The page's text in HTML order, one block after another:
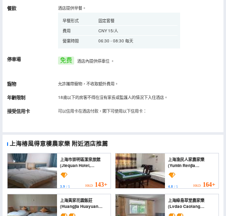
餐飲 酒店提供早餐。
早餐形式
固定套餐
費用
CNY 15/人
營業時間
06:30 - 08:30 每天
停車場 免费 酒店內提供停車位 。
寵物 允許攜帶寵物，不收取額外費用。
年齡限制 18歲以下的房客不得在沒有家長或監護人的情況下入住酒店。
接受信用卡 可以信用卡在酒店付款，閣下可使用以下信用卡：
上海椿風得意樓農家樂 附近酒店推薦
上海市崇明區潔泉旅館
(Jiequan Hotel,
Chongming District,
Shanghai)
3.9 / 5 HKD 143+
上海漁民人家農家樂
(Yumin Renjia
Farmhouse)
4.8/ 5 HKD 164+
上海黃家花園飯莊
(Huangjia Huayuan
Villa)
上海綠島草堂農家樂
(Lvdao Caotang
Farmhouse)